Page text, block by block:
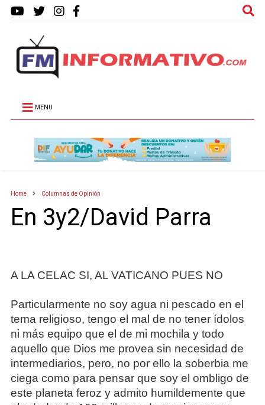
MENU
Home Columnas de Opinión
En 3y2/David Parra
A LA CELAC SI, AL VATICANO PUES NO
Particularmente no soy agua ni pescado en el
tema religioso, tengo el mal de no tener ídolos
ni más equipo que el de mi mochila y todo
aquello que Dios me provea sin necesidad de
intermediarios, pero, no por ello la soberbia me
ciega como para pensar que soy el ombligo de
este planeta feroz y admito humildemente que